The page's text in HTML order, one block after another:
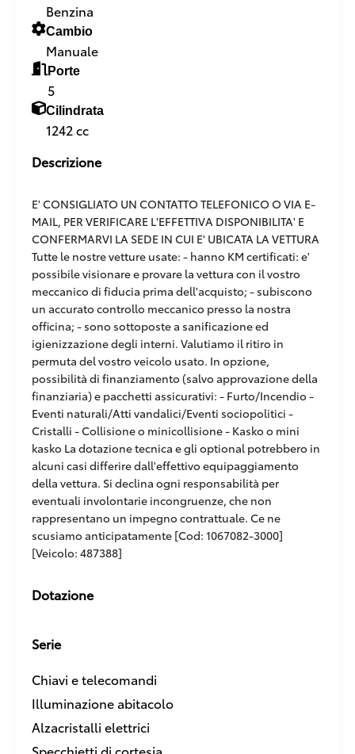
Benzina
Cambio
Manuale
Porte
5
Cilindrata
1242 cc
Descrizione
E' CONSIGLIATO UN CONTATTO TELEFONICO O VIA E-
MAIL, PER VERIFICARE L'EFFETTIVA DISPONIBILITA' E
CONFERMARVI LA SEDE IN CUI E' UBICATA LA VETTURA
Tutte le nostre vetture usate: - hanno KM certificati: e'
possibile visionare e provare la vettura con il vostro
meccanico di fiducia prima dell'acquisto; - subiscono
un accurato controllo meccanico presso la nostra
officina; - sono sottoposte a sanificazione ed
igienizzazione degli interni. Valutiamo il ritiro in
permuta del vostro veicolo usato. In opzione,
possibilità di finanziamento (salvo approvazione della
finanziaria) e pacchetti assicurativi: - Furto/Incendio -
Eventi naturali/Atti vandalici/Eventi sociopolitici -
Cristalli - Collisione o minicollisione - Kasko o mini
kasko La dotazione tecnica e gli optional potrebbero in
alcuni casi differire dall'effettivo equipaggiamento
della vettura. Si declina ogni responsabilità per
eventuali involontarie incongruenze, che non
rappresentano un impegno contrattuale. Ce ne
scusiamo anticipatamente [Cod: 1067082-3000]
[Veicolo: 487388]
Dotazione
Serie
Chiavi e telecomandi
Illuminazione abitacolo
Alzacristalli elettrici